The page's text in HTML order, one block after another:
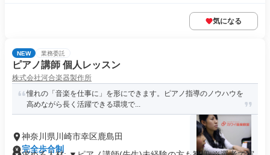
気になる
NEW 業務委託
ピアノ講師 個人レッスン
株式会社河合楽器製作所
憧れの「音楽を仕事に」を形にできます。ピアノ指導のノウハウを
高めながら長く活躍できる環境で...
神奈川県川崎市幸区鹿島田
完全歩合制